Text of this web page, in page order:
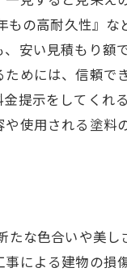
もの高耐久性』
安い見積もり額
めには、信頼で
提示をしてく
使用される塗
たな色合いや美
による建物の損